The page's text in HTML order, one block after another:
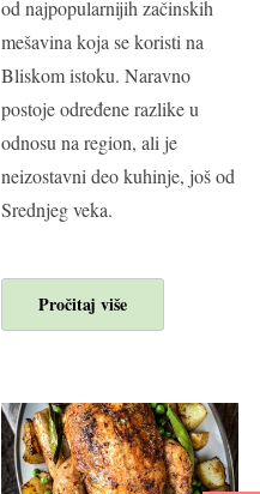
od najpopularnijih začinskih
mešavina koja se koristi na
Bliskom istoku. Naravno
postoje određene razlike u
odnosu na region, ali je
neizostavni deo kuhinje, još od
Srednjeg veka.
Pročitaj više